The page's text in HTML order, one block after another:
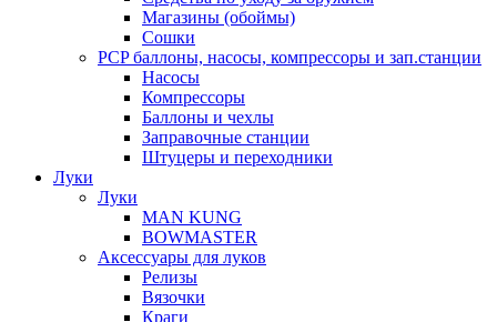
Магазины (обоймы)
Сошки
PCP баллоны, насосы, компрессоры и зап.станции
Насосы
Компрессоры
Баллоны и чехлы
Заправочные станции
Штуцеры и переходники
Луки
Луки
MAN KUNG
BOWMASTER
Аксессуары для луков
Релизы
Вязочки
Краги